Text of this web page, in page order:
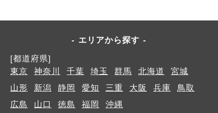
エリアから探す
[都道府県]
東京
神奈川 千葉 埼玉 群馬 北海道
宮城
山形
新潟 静岡 愛知 三重 大阪 兵庫
鳥取
広島
山口 徳島 福岡 沖縄